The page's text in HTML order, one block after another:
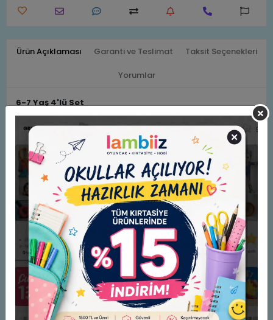
Ürün Açıklaması Garanti ve Teslimat Taksit Seçenekleri
Yorumlar
6-7 Yaş 4'lü Set
(Matematik-Fen Mühendisi- Problem Çözme - Sayısal
Mantık)
Benzer Ürünler